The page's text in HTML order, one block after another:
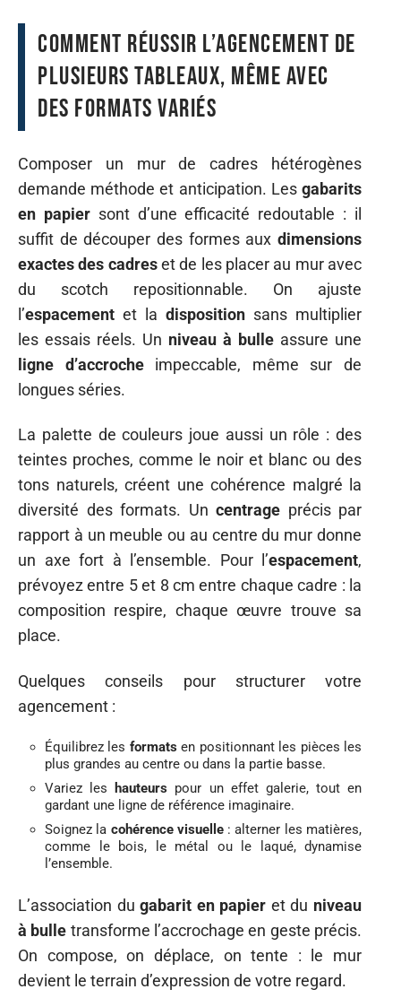
Comment réussir l’agencement de
plusieurs tableaux, même avec
des formats variés
Composer un mur de cadres hétérogènes
demande méthode et anticipation. Les gabarits
en papiersont d’une efficacité redoutable : il
suffit de découper des formes aux dimensions
exactes des cadreset de les placer au mur avec
du scotch repositionnable. On ajuste
l’espacement et la disposition sans multiplier
les essais réels. Un niveau à bulle assure une
ligne d’accrocheimpeccable, même sur de
longues séries.
La palette de couleurs joue aussi un rôle : des
teintes proches, comme le noir et blanc ou des
tons naturels, créent une cohérence malgré la
diversité des formats. Un centrage précis par
rapport à un meuble ou au centre du mur donne
un axe fort à l’ensemble. Pour l’espacement,
prévoyez entre 5 et 8 cm entre chaque cadre : la
composition respire, chaque œuvre trouve sa
place.
Quelques conseils pour structurer votre
agencement :
Équilibrez les formats en positionnant les pièces les
plus grandes au centre ou dans la partie basse.
Variez les hauteurs pour un effet galerie, tout en
gardant une ligne de référence imaginaire.
Soignez la cohérence visuelle: alterner les matières,
comme le bois, le métal ou le laqué, dynamise
l’ensemble.
L’association dugabarit en papier et du niveau
à bulle transforme l’accrochage en geste précis.
On compose, on déplace, on tente : le mur
devient le terrain d’expression de votre regard.